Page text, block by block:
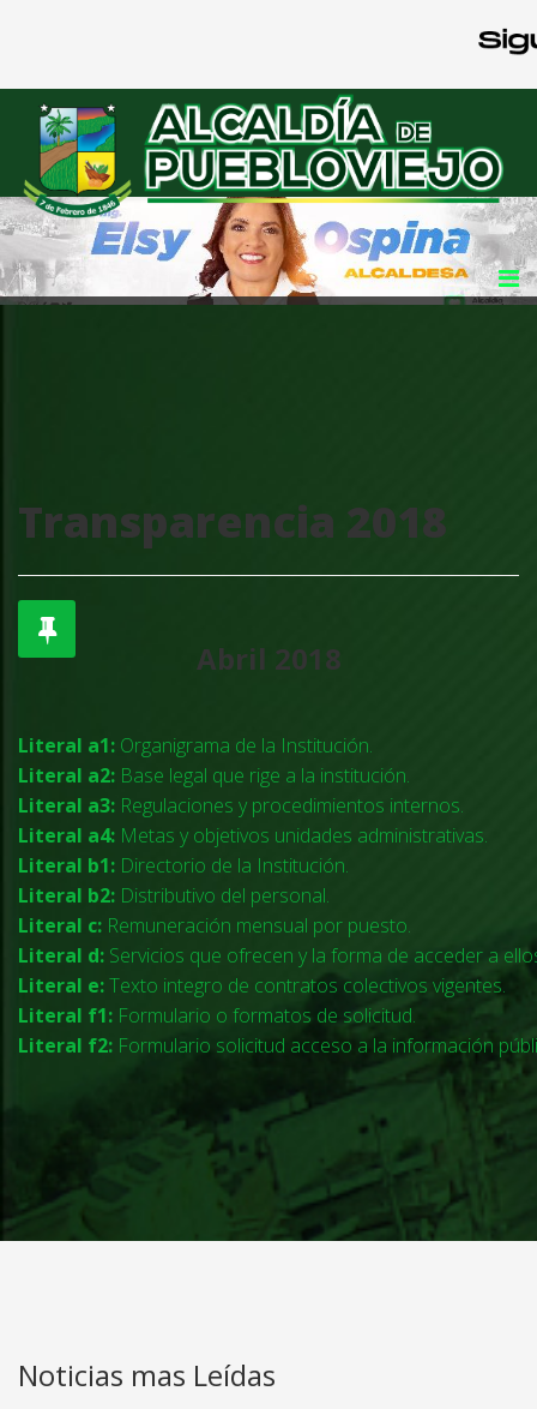
Transparencia 2018
Abril 2018
Literal a1: Organigrama de la Institución.
Literal a2: Base legal que rige a la institución.
Literal a3: Regulaciones y procedimientos internos.
Literal a4: Metas y objetivos unidades administrativas.
Literal b1: Directorio de la Institución.
Literal b2: Distributivo del personal.
Literal c: Remuneración mensual por puesto.
Literal d: Servicios que ofrecen y la forma de acceder a
Literal e:Texto integro de contratos colectivos vigentes.
Literal f1: Formulario o formatos de solicitud.
Literal f2: Formulario solicitud acceso a la información
Noticias mas Leídas